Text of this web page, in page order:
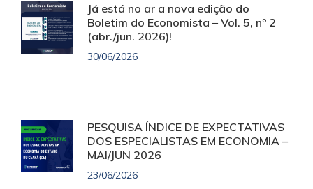
Já está no ar a nova edição do
Boletim do Economista – Vol. 5, nº 2
(abr./jun. 2026)!
30/06/2026
PESQUISA ÍNDICE DE EXPECTATIVAS
DOS ESPECIALISTAS EM ECONOMIA –
MAI/JUN 2026
23/06/2026